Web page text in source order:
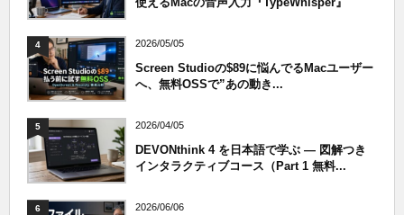
4 2026/05/05
Screen Studioの$89に悩んでるMacユーザー
へ、無料OSSで”あの動き...
5 2026/04/05
DEVONthink 4 を日本語で学ぶ — 図解つき
インタラクティブコース（Part 1 無料...
6 2026/06/06